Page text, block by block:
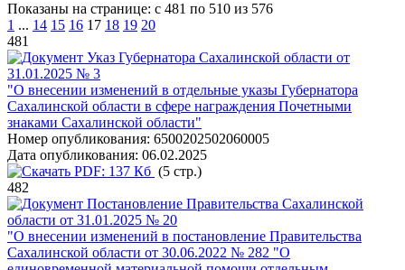
Показаны на странице: с 481 по 510 из 576
1 ... 14 15 16 17 18 19 20
481
Указ Губернатора Сахалинской области от
31.01.2025 № 3
"О внесении изменений в отдельные указы Губернатора
Сахалинской области в сфере награждения Почетными
знаками Сахалинской области"
Номер опубликования: 6500202502060005
Дата опубликования: 06.02.2025
PDF: 137 Кб (5 стр.)
482
Постановление Правительства Сахалинской
области от 31.01.2025 № 20
"О внесении изменений в постановление Правительства
Сахалинской области от 30.06.2022 № 282 "О